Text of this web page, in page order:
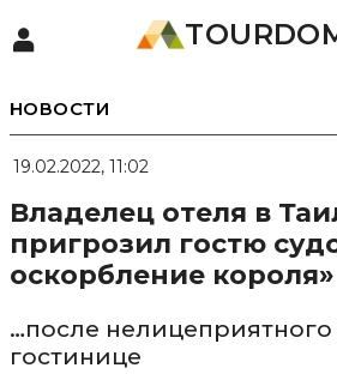
НОВОСТИ
19.02.2022, 11:02
Владелец отеля в
пригрозил гостю
оскорбление короля»
…после нелицеприятного
гостинице